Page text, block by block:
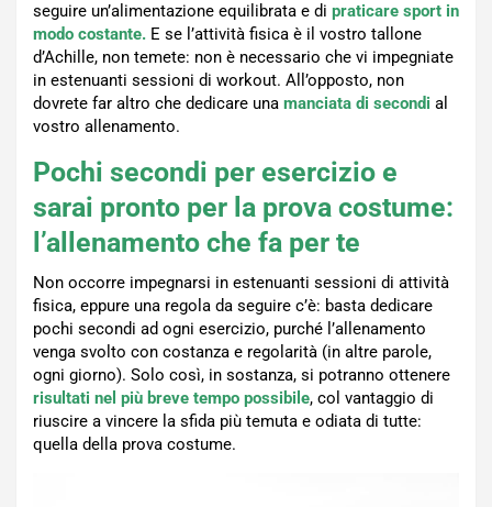
seguire un’alimentazione equilibrata e di praticare sport in
modo costante. E se l’attività fisica è il vostro tallone
d’Achille, non temete: non è necessario che vi impegniate
in estenuanti sessioni di workout. All’opposto, non
dovrete far altro che dedicare una manciata di secondi al
vostro allenamento.
Pochi secondi per esercizio e
sarai pronto per la prova costume:
l’allenamento che fa per te
Non occorre impegnarsi in estenuanti sessioni di attività
fisica, eppure una regola da seguire c’è: basta dedicare
pochi secondi ad ogni esercizio, purché l’allenamento
venga svolto con costanza e regolarità (in altre parole,
ogni giorno). Solo così, in sostanza, si potranno ottenere
risultati nel più breve tempo possibile, col vantaggio di
riuscire a vincere la sfida più temuta e odiata di tutte:
quella della prova costume.